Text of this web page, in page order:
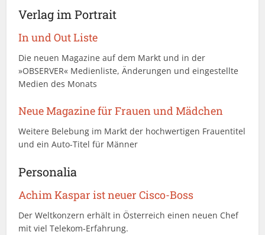
Verlag im Portrait
In und Out Liste
Die neuen Magazine auf dem Markt und in der
»OBSERVER« Medienliste, Änderungen und eingestellte
Medien des Monats
Neue Magazine für Frauen und Mädchen
Weitere Belebung im Markt der hochwertigen Frauentitel
und ein Auto-Titel für Männer
Personalia
Achim Kaspar ist neuer Cisco-Boss
Der Weltkonzern erhält in Österreich einen neuen Chef
mit viel Telekom-Erfahrung.